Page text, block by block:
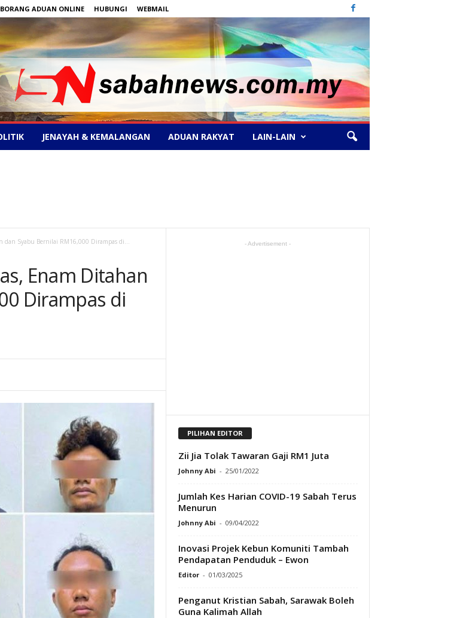
BORANG ADUAN ONLINE HUBUNGI WEBMAIL
JENAYAH & KEMALANGAN ADUAN RAKYAT LAIN-LAIN
dan Syabu Bernilai RM16,000 Dirampas di...
Enam Ditahan
Dirampas di
- Advertisement -
PILIHAN EDITOR
Zii Jia Tolak Tawaran Gaji RM1 Juta
Johnny Abi - 25/01/2022
Jumlah Kes Harian COVID-19 Sabah Terus
Menurun
Johnny Abi - 09/04/2022
Inovasi Projek Kebun Komuniti Tambah
Pendapatan Penduduk – Ewon
Editor - 01/03/2025
Penganut Kristian Sabah, Sarawak Boleh
Guna Kalimah Allah